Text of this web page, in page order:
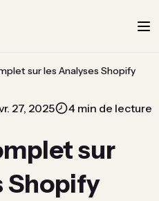
sur les Analyses Shopify
27, 2025 4 min de lecture
sur
Shopify